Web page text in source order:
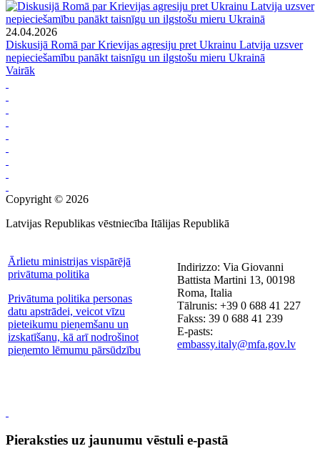
24.04.2026
Diskusijā Romā par Krievijas agresiju pret Ukrainu Latvija uzsver
nepieciešamību panākt taisnīgu un ilgstošu mieru Ukrainā
Vairāk
Copyright © 2026
Latvijas Republikas vēstniecība Itālijas Republikā
Ārlietu ministrijas vispārējā
privātuma politika
Privātuma politika personas
datu apstrādei, veicot vīzu
pieteikumu pieņemšanu un
izskatīšanu, kā arī nodrošinot
pieņemto lēmumu pārsūdzību
Indirizzo: Via Giovanni
Battista Martini 13, 00198
Roma, Italia
Tālrunis: +39 0 688 41 227
Fakss: 39 0 688 41 239
E-pasts:
embassy.italy@mfa.gov.lv
Pieraksties uz jaunumu vēstuli e-pastā